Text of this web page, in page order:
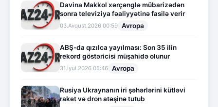
Davina Makkol xərçənglə mübarizədən
sonra televiziya fəaliyyətinə fasilə verir
03.Avqust.2026 00:59 Avropa
ABŞ-da qızılca yayılması: Son 35 ilin
rekord göstəricisi müşahidə olunur
31.İyul.2026 05:46 Avropa
Rusiya Ukraynanın iri şəhərlərini kütləvi
raket və dron atəşinə tutub